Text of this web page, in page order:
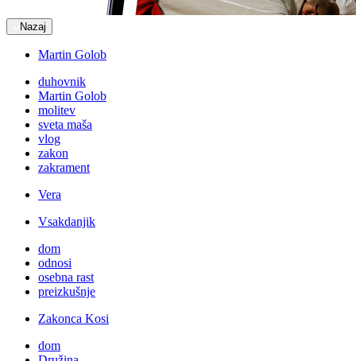
Nazaj
Martin Golob
duhovnik
Martin Golob
molitev
sveta maša
vlog
zakon
zakrament
Vera
Vsakdanjik
dom
odnosi
osebna rast
preizkušnje
Zakonca Kosi
dom